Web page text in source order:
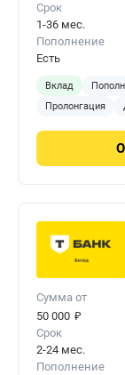
Срок
1-36 мес.
Пополнение
Есть
Вклад
Пролонгация
Сумма от
50 000 ₽
Срок
2-24 мес.
Пополнение